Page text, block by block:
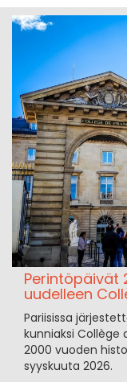
Perintöpäivät
uudelleen
Pariisissa
kunniaksi
2000 vuoden
syyskuuta 2026.